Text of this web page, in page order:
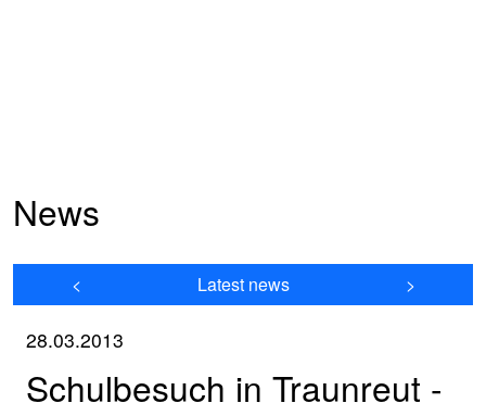
News
28.03.2013
Schulbesuch in Traunreut -
< Latest news >